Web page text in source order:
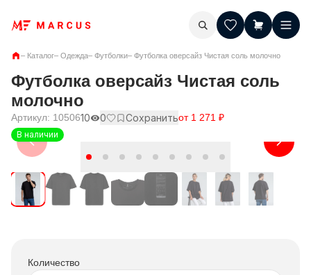
– Каталог–Одежда–Футболки–Футболка оверсайз Чистая соль молочно
Футболка оверсайз Чистая соль
молочно
Артикул: 1050610 0 Сохранитьот 1 271 ₽
В наличии
Количество